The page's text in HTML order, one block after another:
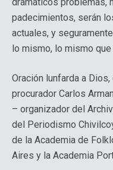
padecimientos, serán
actuales, y
lo mismo, lo mismo que
Oración lunfarda a
procurador Carlos
– organizador del
del Periodismo
de la Academia de
Aires y la Academia